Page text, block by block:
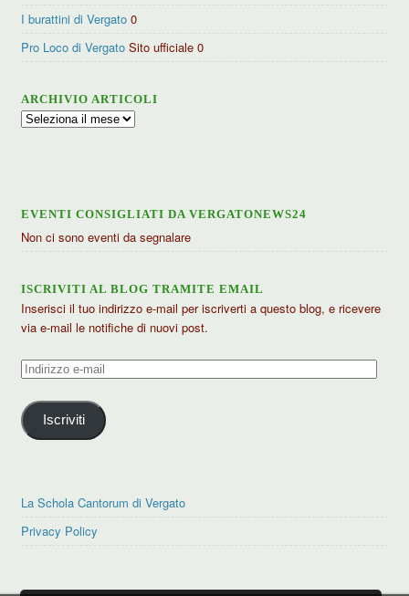
I burattini di Vergato 0
Pro Loco di Vergato Sito ufficiale 0
ARCHIVIO ARTICOLI
Archivio
EVENTI CONSIGLIATI DA VERGATONEWS24
Non ci sono eventi da segnalare
ISCRIVITI AL BLOG TRAMITE EMAIL
Inserisci il tuo indirizzo e-mail per iscriverti a questo blog, e ricevere
via e-mail le notifiche di nuovi post.
Indirizzo
mail
Iscriviti
La Schola Cantorum di Vergato
Privacy Policy